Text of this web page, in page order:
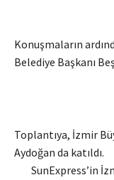
Konuşmaların
Belediye Başkanı
Toplantıya, İzmir
Aydoğan da katıldı.
SunExpress’in